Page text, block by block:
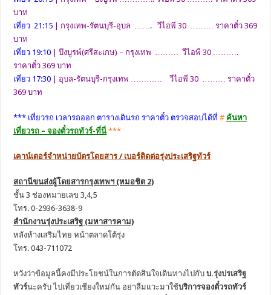
บาท
เที่ยว 21:15 | กรุงเทพ-รัตนบุรี-อุบล ……. วีไอพี 30 ……… ราคาตั๋ว 369
บาท
เที่ยว 19:10 | บึงบูรพ์(ศรีสะเกษ) – กรุงเทพ ……… วีไอพี 30 ……….
ราคาตั๋ว 369 บาท
เที่ยว 17:30 | อุบล-รัตนบุรี-กรุงเทพ ………… วีไอพี 30 ……… ราคาตั๋ว
369 บาท
*** เที่ยวรถ เวลารถออก ตารางเดินรถ ราคาตั๋ว ตรวจสอบได้ที่# ค้นหา
เที่ยวรถ – จองตั๋วรถทัวร์-ที่นี่ ***
เคาน์เตอร์จำหน่ายบัตรโดยสาร / เบอร์ติดต่อรุ่งประเสริฐทัวร์
สถานีขนส่งผู้โดยสารกรุงเทพฯ (หมอชิต 2)
ชั้น 3 ช่องหมายเลข 3,4,5
โทร. 0-2936-3638-9
สำนักงานรุ่งประเสริฐ (มหาสารคาม)
หลังห้างเสริมไทย หน้าตลาดโต้รุ่ง
โทร. 043-711072
หวังว่าข้อมูลนี้คงมีประโยชน์ในการตัดสินใจเดินทางไปกับบ.รุ่งปรเสริฐ
ทัวร์นะครับ ไปเที่ยวเชียงใหม่กัน อย่าลืมแวะมาใช้บริการจองตั๋วรถทัวร์